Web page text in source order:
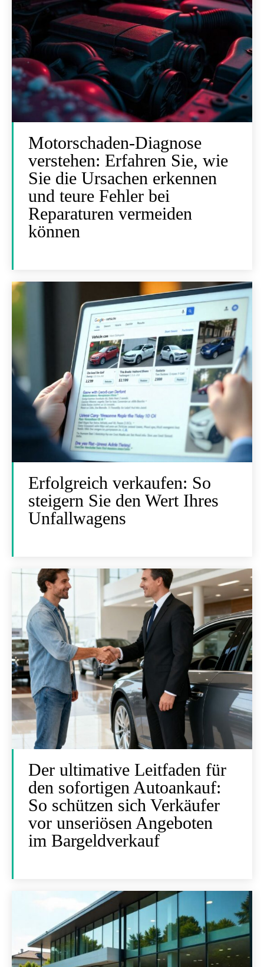
Motorschaden-Diagnose
verstehen: Erfahren Sie, wie
Sie die Ursachen erkennen
und teure Fehler bei
Reparaturen vermeiden
können
Erfolgreich verkaufen: So
steigern Sie den Wert Ihres
Unfallwagens
Der ultimative Leitfaden für
den sofortigen Autoankauf:
So schützen sich Verkäufer
vor unseriösen Angeboten
im Bargeldverkauf